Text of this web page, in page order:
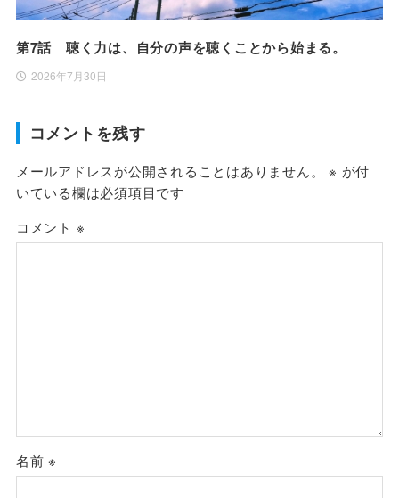
第7話 聴く力は、自分の声を聴くことから始まる。
2026年7月30日
コメントを残す
メールアドレスが公開されることはありません。 ※ が付
いている欄は必須項目です
コメント ※
名前※